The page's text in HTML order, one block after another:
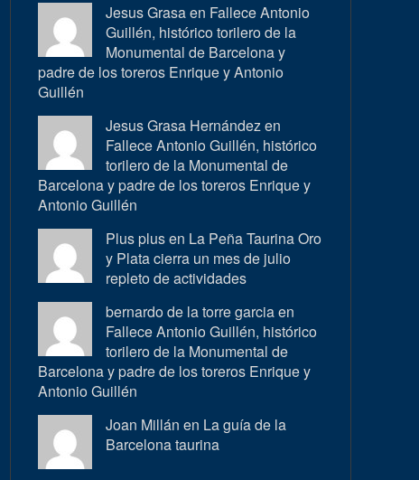
Jesus Grasa en Fallece Antonio
Guillén, histórico torilero de la
Monumental de Barcelona y
padre de los toreros Enrique y Antonio
Guillén
Jesus Grasa Hernández en
Fallece Antonio Guillén, histórico
torilero de la Monumental de
Barcelona y padre de los toreros Enrique y
Antonio Guillén
Plus plus en La Peña Taurina Oro
y Plata cierra un mes de julio
repleto de actividades
bernardo de la torre garcia en
Fallece Antonio Guillén, histórico
torilero de la Monumental de
Barcelona y padre de los toreros Enrique y
Antonio Guillén
Joan Millán en La guía de la
Barcelona taurina